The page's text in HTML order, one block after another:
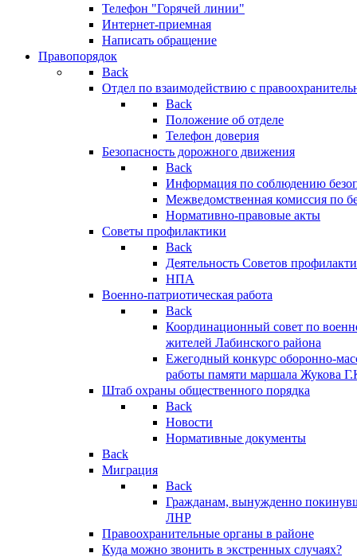
Телефон "Горячей линии"
Интернет-приемная
Написать обращение
Правопорядок
Back
Отдел по взаимодействию с
Back
Положение об отделе
Телефон доверия
Безопасность дорожного движения
Back
Информация по соблюдению
Межведомственная комиссия по
Нормативно-правовые акты
Советы профилактики
Back
Деятельность Советов
НПА
Военно-патриотическая работа
Back
Координационный совет по
жителей Лабинского района
Ежегодный конкурс оборонно-
работы памяти маршала Жукова
Штаб охраны общественного порядка
Back
Новости
Нормативные документы
Back
Миграция
Back
Гражданам, вынужденно
ЛНР
Правоохранительные органы в районе
Куда можно звонить в экстренных случаях?